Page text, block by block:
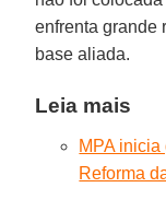
enfrenta grande
base aliada.
Leia mais
MPA
Reforma